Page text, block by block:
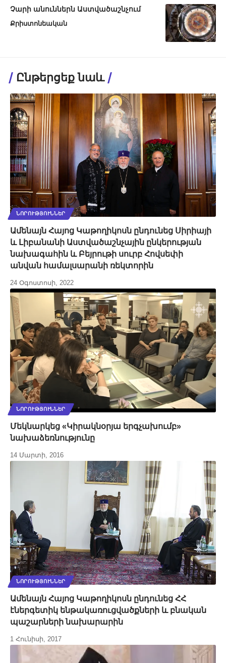
Չարի անուններն Աստվածաշնչում
Քրիստոնեական
Ընթերցեք նաև
ՆՈՐՈՒԹՅՈՒՆՆԵՐ
Ամենայն Հայոց Կաթողիկոսն ընդունեց Սիրիայի
և Լիբանանի Աստվածաշնչային ընկերության
նախագահին և Բեյրութի սուրբ Հովսեփի
անվան համալսարանի ռեկտորին
24 Օգոստոսի, 2022
ՆՈՐՈՒԹՅՈՒՆՆԵՐ
Մեկնարկեց «Կիրակնօրյա երգչախումբ»
նախաձեռնությունը
14 Մարտի, 2016
ՆՈՐՈՒԹՅՈՒՆՆԵՐ
Ամենայն Հայոց Կաթողիկոսն ընդունեց ՀՀ
էներգետիկ ենթակառուցվածքների և բնական
պաշարների նախարարին
1 Հունիսի, 2017